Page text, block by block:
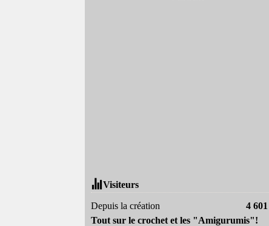
Visiteurs
Depuis la création
4
Tout sur le crochet et les "Amigurumis"!